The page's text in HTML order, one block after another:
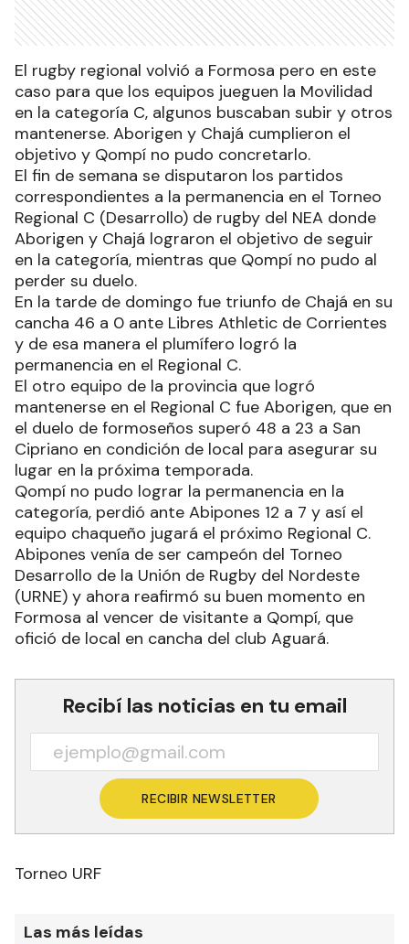
El rugby regional volvió a Formosa pero en este
caso para que los equipos jueguen la Movilidad
en la categoría C, algunos buscaban subir y otros
mantenerse. Aborigen y Chajá cumplieron el
objetivo y Qompí no pudo concretarlo.
El fin de semana se disputaron los partidos
correspondientes a la permanencia en el Torneo
Regional C (Desarrollo) de rugby del NEA donde
Aborigen y Chajá lograron el objetivo de seguir
en la categoría, mientras que Qompí no pudo al
perder su duelo.
En la tarde de domingo fue triunfo de Chajá en su
cancha 46 a 0 ante Libres Athletic de Corrientes
y de esa manera el plumífero logró la
permanencia en el Regional C.
El otro equipo de la provincia que logró
mantenerse en el Regional C fue Aborigen, que en
el duelo de formoseños superó 48 a 23 a San
Cipriano en condición de local para asegurar su
lugar en la próxima temporada.
Qompí no pudo lograr la permanencia en la
categoría, perdió ante Abipones 12 a 7 y así el
equipo chaqueño jugará el próximo Regional C.
Abipones venía de ser campeón del Torneo
Desarrollo de la Unión de Rugby del Nordeste
(URNE) y ahora reafirmó su buen momento en
Formosa al vencer de visitante a Qompí, que
ofició de local en cancha del club Aguará.
Recibí las noticias en tu email
RECIBIR NEWSLETTER
Torneo URF
Las más leídas